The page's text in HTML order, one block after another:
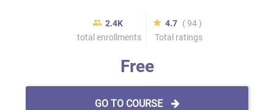
2.4K
total enrollments
4.7 ( 94 )
Total ratings
Free
GO TO COURSE